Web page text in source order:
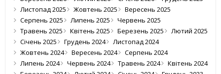
Листопад 2025
Жовтень 2025
Вересень 2025
Серпень 2025
Липень 2025
Червень 2025
Травень 2025
Квітень 2025 Березень 2025
Лютий 2025
Січень 2025
Грудень 2024
Листопад 2024
Жовтень 2024
Вересень 2024
Серпень 2024
Липень 2024
Червень 2024 Травень 2024
Квітень 2024